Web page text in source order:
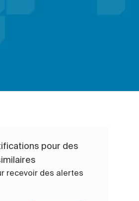
pour des
recevoir des alertes